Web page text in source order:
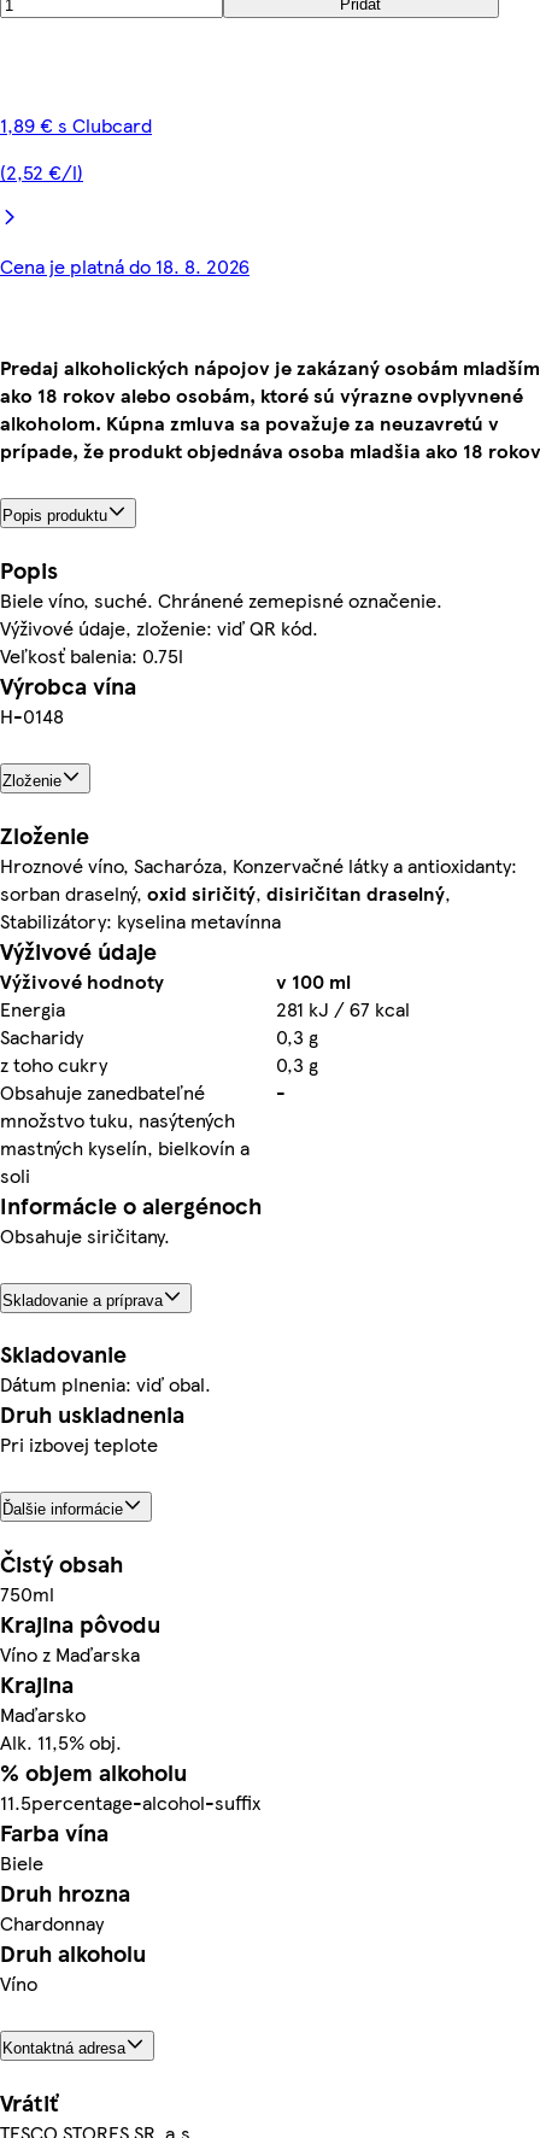
Pridať
1,89 € s Clubcard
(2,52 €/l)
Cena je platná do 18. 8. 2026
Predaj alkoholických nápojov je zakázaný osobám mladším
ako 18 rokov alebo osobám, ktoré sú výrazne ovplyvnené
alkoholom. Kúpna zmluva sa považuje za neuzavretú v
prípade, že produkt objednáva osoba mladšia ako 18
Popis produktu
Popis
Biele víno, suché. Chránené zemepisné označenie.
Výživové údaje, zloženie: viď QR kód.
Veľkosť balenia: 0.75l
Výrobca vína
H-0148
Zloženie
Zloženie
Hroznové víno, Sacharóza, Konzervačné látky a antioxidanty:
sorban draselný, oxid siričitý, disiričitan draselný,
Stabilizátory: kyselina metavínna
Výživové údaje
Výživové hodnoty
v 100 ml
Energia
281 kJ / 67 kcal
Sacharidy
0,3 g
z toho cukry
0,3 g
Obsahuje zanedbateľné
množstvo tuku, nasýtených
mastných kyselín, bielkovín a
soli
-
Informácie o alergénoch
Obsahuje siričitany.
Skladovanie a príprava
Skladovanie
Dátum plnenia: viď obal.
Druh uskladnenia
Pri izbovej teplote
Ďalšie informácie
Čistý obsah
750ml
Krajina pôvodu
Víno z Maďarska
Krajina
Maďarsko
Alk. 11,5% obj.
% objem alkoholu
11.5percentage-alcohol-suffix
Farba vína
Biele
Druh hrozna
Chardonnay
Druh alkoholu
Víno
Kontaktná adresa
Vrátiť